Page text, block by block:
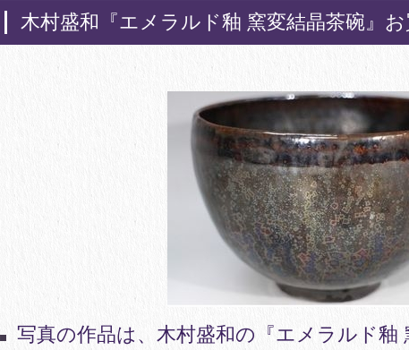
木村盛和『エメラルド釉 窯変結晶茶碗』
写真の作品は、木村盛和の『エメラルド釉